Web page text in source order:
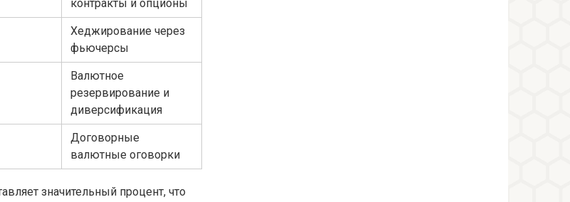
контракты и опционы
Хеджирование через
фьючерсы
Валютное
резервирование и
диверсификация
Договорные
валютные оговорки
значительный процент, что